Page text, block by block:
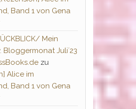
Band 1 von Gena
Mein
Bloggermonat Juli´23
zu
Alice im
Band 1 von Gena